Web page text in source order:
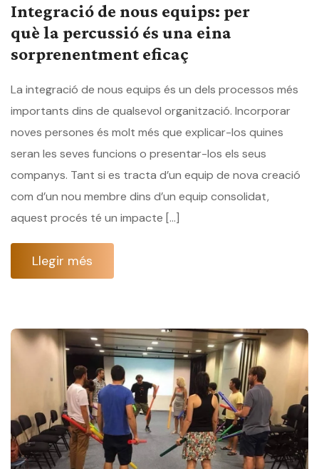
Integració de nous equips: per
què la percussió és una eina
sorprenentment eficaç
La integració de nous equips és un dels processos més
importants dins de qualsevol organització. Incorporar
noves persones és molt més que explicar-los quines
seran les seves funcions o presentar-los els seus
companys. Tant si es tracta d’un equip de nova creació
com d’un nou membre dins d’un equip consolidat,
aquest procés té un impacte […]
Llegir més